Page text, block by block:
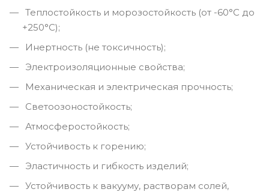
Теплостойкость и морозостойкость (от -60°С до
+250°С);
Инертность (не токсичность);
Электроизоляционные свойства;
Механическая и электрическая прочность;
Светоозоностойкость;
Атмосферостойкость;
Устойчивость к горению;
Эластичность и гибкость изделий;
Устойчивость к вакууму, растворам солей,